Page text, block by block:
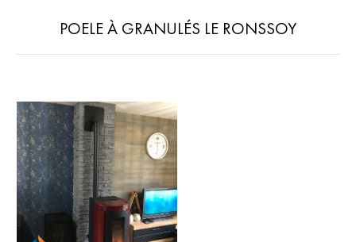
POELE À GRANULÉS LE RONSSOY